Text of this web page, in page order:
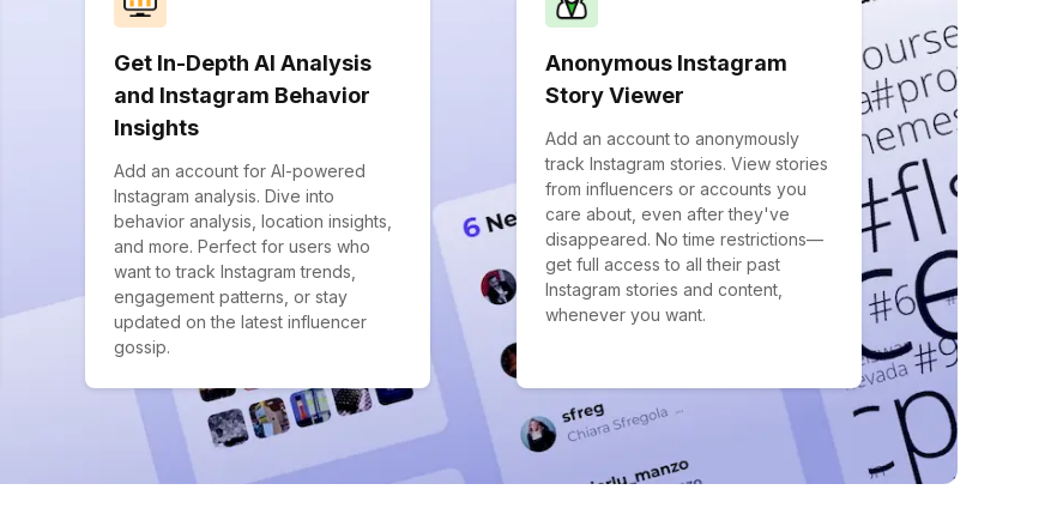
Get In-Depth AI Analysis
and Instagram Behavior
Insights
Add an account for AI-powered
Instagram analysis. Dive into
behavior analysis, location insights,
and more. Perfect for users who
want to track Instagram trends,
engagement patterns, or stay
updated on the latest influencer
gossip.
Anonymous Instagram
Story Viewer
Add an account to anonymously
track Instagram stories. View stories
from influencers or accounts you
care about, even after they've
disappeared. No time restrictions—
get full access to all their past
Instagram stories and content,
whenever you want.